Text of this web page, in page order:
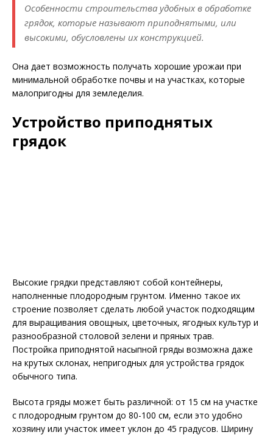
Особенности строительства удобных в обработке
грядок, которые называют приподнятыми, или
высокими, обусловлены их конструкцией.
Она дает возможность получать хорошие урожаи при
минимальной обработке почвы и на участках, которые
малопригодны для земледелия.
Устройство приподнятых
грядок
Высокие грядки представляют собой контейнеры,
наполненные плодородным грунтом. Именно такое их
строение позволяет сделать любой участок подходящим
для выращивания овощных, цветочных, ягодных культур и
разнообразной столовой зелени и пряных трав.
Постройка приподнятой насыпной гряды возможна даже
на крутых склонах, непригодных для устройства грядок
обычного типа.
Высота гряды может быть различной: от 15 см на участке
с плодородным грунтом до 80-100 см, если это удобно
хозяину или участок имеет уклон до 45 градусов. Ширину